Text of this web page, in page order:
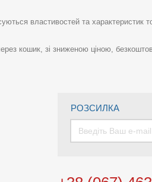
властивостей та характеристик
кошик, зі зниженою ціною,
РОЗСИЛКА